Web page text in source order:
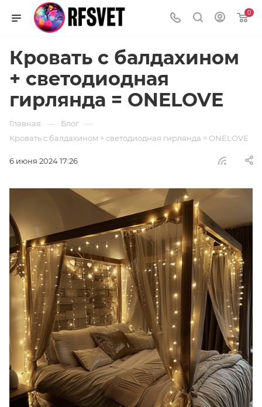
0
Кровать с балдахином
+ светодиодная
гирлянда = ONELOVE
Главная — Блог —
Кровать с балдахином + светодиодная гирлянда = ONELOVE
6 июня 2024 17:26